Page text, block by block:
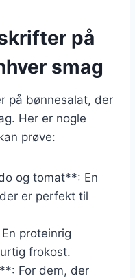
på
smag
på bønnesalat, der
Her er nogle
prøve:
og tomat**: En
er perfekt til
proteinrig
frokost.
For dem, der